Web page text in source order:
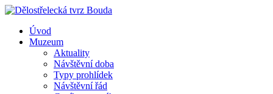
Úvod
Muzeum
Aktuality
Návštěvní doba
Typy prohlídek
Návštěvní řád